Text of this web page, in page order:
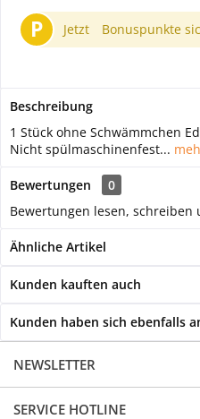
P Jetzt Bonuspunkte
Beschreibung
1 Stück ohne Schwämmchen
Nicht spülmaschinenfest...
Bewertungen
0
Bewertungen lesen, schreiben
Ähnliche Artikel
Kunden kauften auch
Kunden haben sich ebenfalls
NEWSLETTER
SERVICE HOTLINE